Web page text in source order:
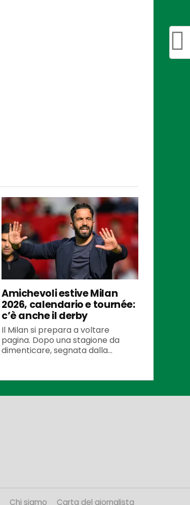
Amichevoli estive Milan
2026, calendario e tournée:
c’è anche il derby
Il Milan si prepara a voltare
pagina. Dopo una stagione da
dimenticare, segnata dalla...
Chi siamo Carta del giornalista